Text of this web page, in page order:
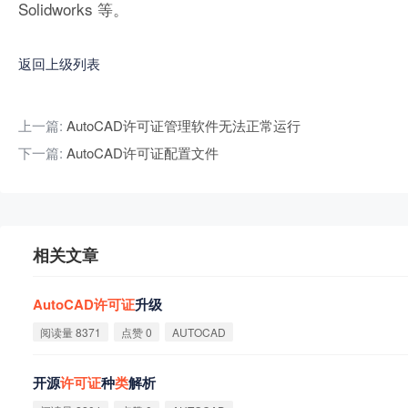
Solidworks 等。
返回上级列表
上一篇: AutoCAD许可证管理软件无法正常运行
下一篇: AutoCAD许可证配置文件
相关文章
AutoCAD许可证升级
阅读量 8371 点赞 0 AUTOCAD
开源许可证种类解析